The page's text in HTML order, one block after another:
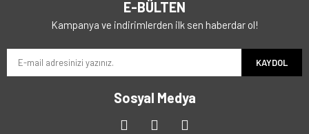
E-BÜLTEN
Kampanya ve indirimlerden ilk sen haberdar ol!
KAYDOL
Sosyal Medya